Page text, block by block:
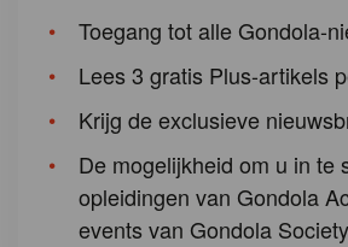
Toegang tot alle Gondola-
Lees 3 gratis Plus-artikels
Krijg de exclusieve
De mogelijkheid om u in te
opleidingen van Gondola
events van Gondola Society